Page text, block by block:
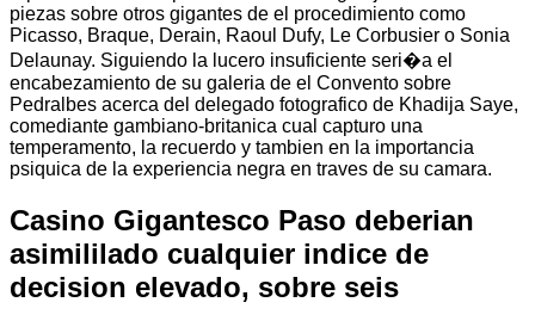
piezas sobre otros gigantes de el procedimiento como
Picasso, Braque, Derain, Raoul Dufy, Le Corbusier o Sonia
Delaunay. Siguiendo la lucero insuficiente seri�a el
encabezamiento de su galeria de el Convento sobre
Pedralbes acerca del delegado fotografico de Khadija Saye,
comediante gambiano-britanica cual capturo una
temperamento, la recuerdo y tambien en la importancia
psiquica de la experiencia negra en traves de su camara.
Casino Gigantesco Paso deberian
asimililado cualquier indice de
decision elevado, sobre seis